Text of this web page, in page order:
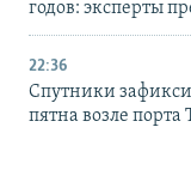
годов: эксперты
22:36
Спутники
пятна возле